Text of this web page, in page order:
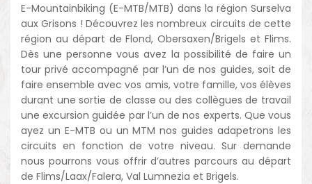
E-Mountainbiking (E-MTB/MTB) dans la région Surselva
aux Grisons ! Découvrez les nombreux circuits de cette
région au départ de Flond, Obersaxen/Brigels et Flims.
Dès une personne vous avez la possibilité de faire un
tour privé accompagné par l’un de nos guides, soit de
faire ensemble avec vos amis, votre famille, vos élèves
durant une sortie de classe ou des collègues de travail
une excursion guidée par l’un de nos experts. Que vous
ayez un E-MTB ou un MTM nos guides adapetrons les
circuits en fonction de votre niveau. Sur demande
nous pourrons vous offrir d’autres parcours au départ
de Flims/Laax/Falera, Val Lumnezia et Brigels.